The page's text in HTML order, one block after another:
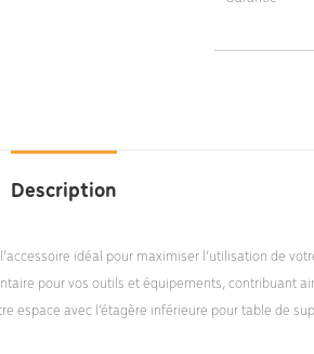
5 ans
Description
idéal pour maximiser l’utilisation de
pour vos outils et équipements, contribuant
espace avec l’étagère inférieure pour table de